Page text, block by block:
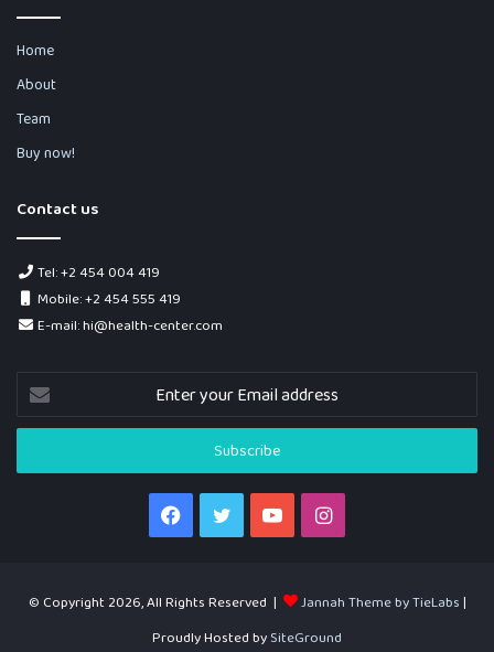
Home
About
Team
Buy now!
Contact us
Tel: +2 454 004 419
Mobile: +2 454 555 419
E-mail: hi@health-center.com
Enter
your
Email
FacebookTwitter YouTubeInstagram
© Copyright 2026, All Rights Reserved | Jannah Theme by TieLabs |
Proudly Hosted by SiteGround